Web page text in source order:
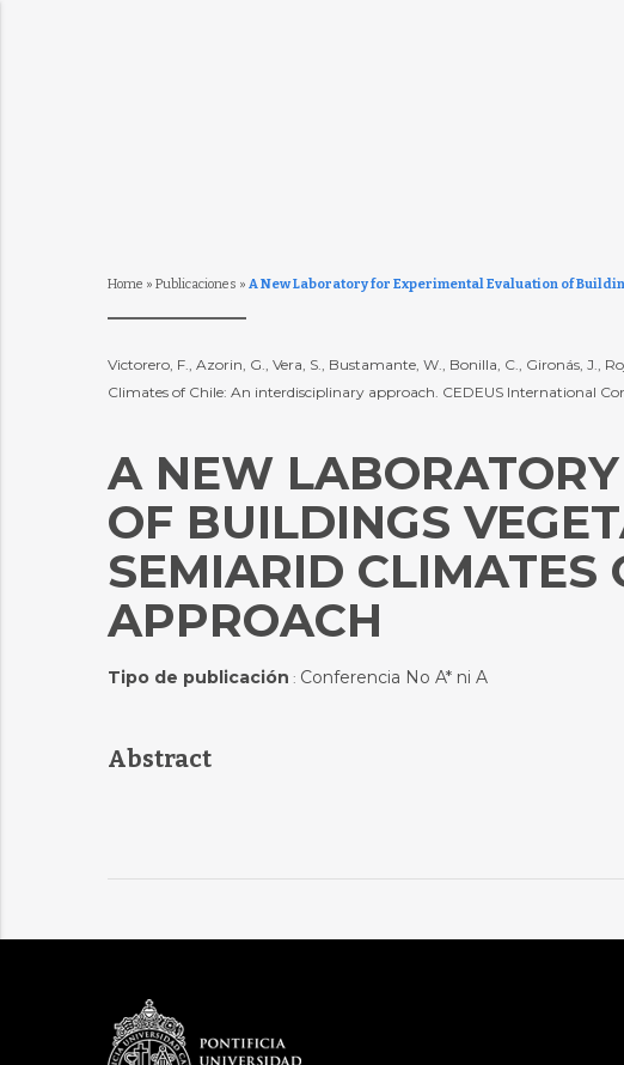
Home » Publicaciones » A New Laboratory for Experimental Evaluation of
Victorero, F., Azorin, G., Vera, S., Bustamante, W., Bonilla, C., Gironás, J.,
Climates of Chile: An interdisciplinary approach. CEDEUS International
A NEW
OF BUILDINGS
SEMIARID CLIMATES
APPROACH
Tipo de publicación : Conferencia No A* ni A
Abstract